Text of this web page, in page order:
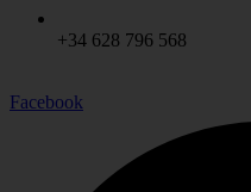
+34 628 796 568
Facebook